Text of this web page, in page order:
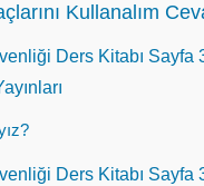
Kullanalım
Ders Kitabı Sayfa
Ders Kitabı Sayfa